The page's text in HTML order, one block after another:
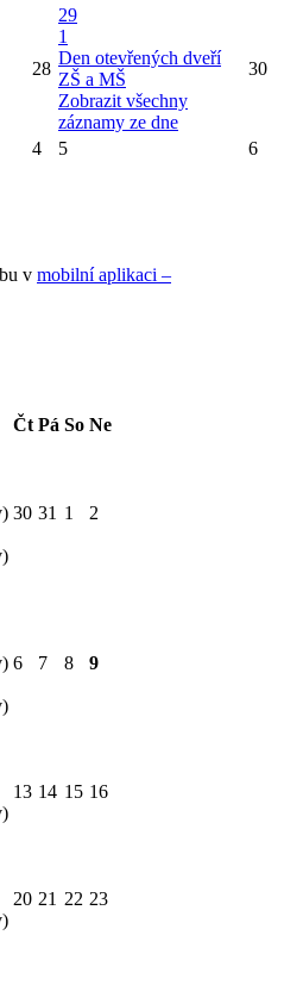
28
29
1
Den otevřených dveří
ZŠ a MŠ
Zobrazit všechny
záznamy ze dne
30
4 5 6
v mobilní aplikaci –
Čt Pá So Ne
30 31 1 2
6 7 8 9
13 14 15 16
20 21 22 23